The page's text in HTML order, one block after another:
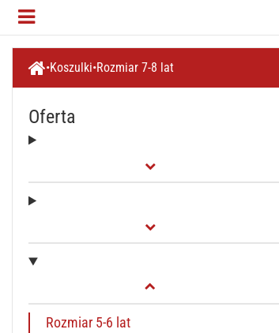
Koszulki Rozmiar 7-8 lat
Oferta
Rozmiar 5-6 lat